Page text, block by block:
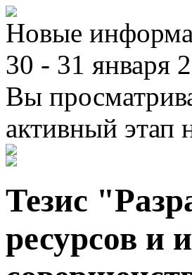
Новые
30 - 31 января
Вы
активный этап
Тезис
ресурсов и